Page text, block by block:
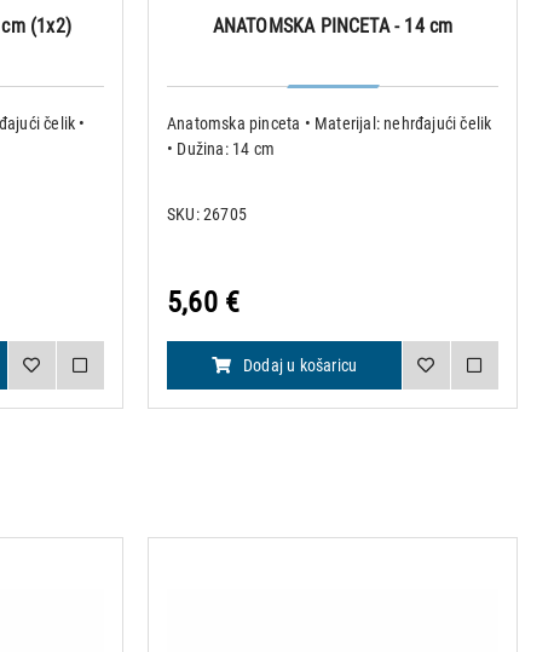
cm (1x2)
čelik •
ANATOMSKA PINCETA - 14 cm
Anatomska pinceta • Materijal: nehrđajući čelik
• Dužina: 14 cm
SKU: 26705
5,60 €
Dodaj u košaricu